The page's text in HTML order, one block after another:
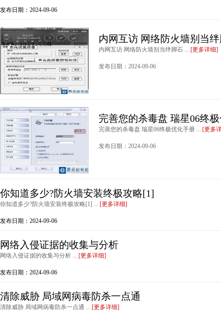
发布日期：2024-09-06
内网互访 网络防火墙别当
内网互访 网络防火墙别当绊脚石 ... [更多详细]
发布日期：2024-09-06
完善您的杀毒盘 瑞星06终
完善您的杀毒盘 瑞星06终极优化手册 ... [更多
发布日期：2024-09-06
你知道多少?防火墙安装终极攻略[1]
你知道多少?防火墙安装终极攻略[1] ... [更多详细]
发布日期：2024-09-06
网络入侵证据的收集与分析
网络入侵证据的收集与分析 ... [更多详细]
发布日期：2024-09-06
清除威胁 局域网病毒防杀一点通
清除威胁 局域网病毒防杀一点通 ... [更多详细]